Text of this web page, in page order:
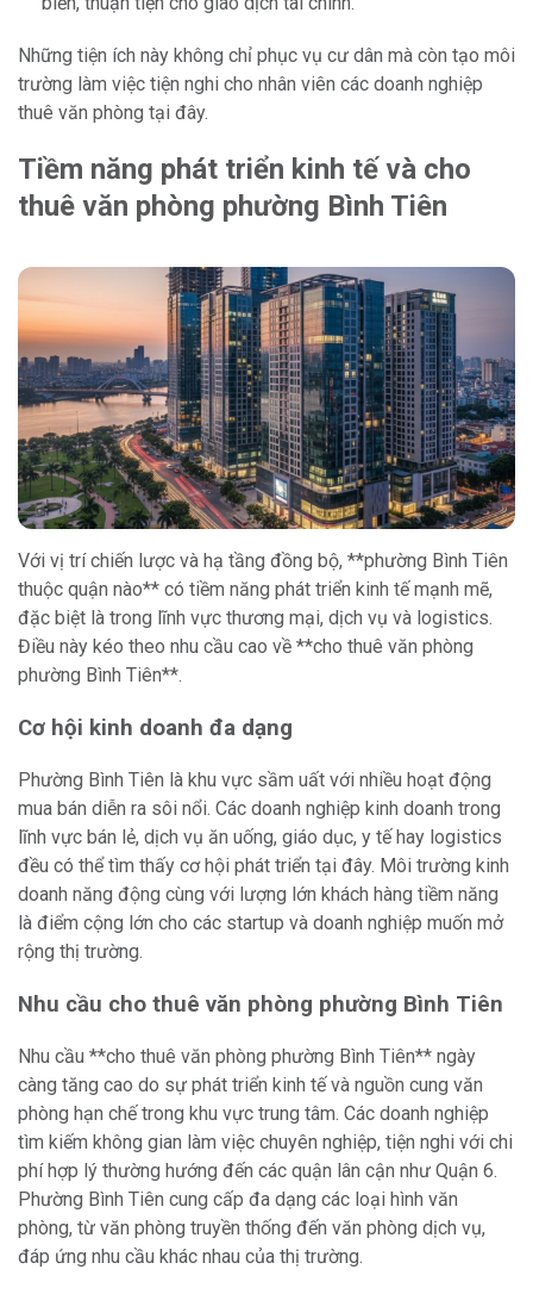
Những tiện ích này không chỉ phục vụ cư dân mà còn tạo môi
trường làm việc tiện nghi cho nhân viên các doanh nghiệp
thuê văn phòng tại đây.
Tiềm năng phát triển kinh tế và cho
thuê văn phòng phường Bình Tiên
Với vị trí chiến lược và hạ tầng đồng bộ, **phường Bình Tiên
thuộc quận nào** có tiềm năng phát triển kinh tế mạnh mẽ,
đặc biệt là trong lĩnh vực thương mại, dịch vụ và logistics.
Điều này kéo theo nhu cầu cao về **cho thuê văn phòng
phường Bình Tiên**.
Cơ hội kinh doanh đa dạng
Phường Bình Tiên là khu vực sầm uất với nhiều hoạt động
mua bán diễn ra sôi nổi. Các doanh nghiệp kinh doanh trong
lĩnh vực bán lẻ, dịch vụ ăn uống, giáo dục, y tế hay logistics
đều có thể tìm thấy cơ hội phát triển tại đây. Môi trường kinh
doanh năng động cùng với lượng lớn khách hàng tiềm năng
là điểm cộng lớn cho các startup và doanh nghiệp muốn mở
rộng thị trường.
Nhu cầu cho thuê văn phòng phường Bình Tiên
Nhu cầu **cho thuê văn phòng phường Bình Tiên** ngày
càng tăng cao do sự phát triển kinh tế và nguồn cung văn
phòng hạn chế trong khu vực trung tâm. Các doanh nghiệp
tìm kiếm không gian làm việc chuyên nghiệp, tiện nghi với chi
phí hợp lý thường hướng đến các quận lân cận như Quận 6.
Phường Bình Tiên cung cấp đa dạng các loại hình văn
phòng, từ văn phòng truyền thống đến văn phòng dịch vụ,
đáp ứng nhu cầu khác nhau của thị trường.